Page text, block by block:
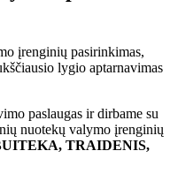
įrenginių pasirinkimas,
lygio aptarnavimas
paslaugas ir dirbame su
nuotekų valymo įrenginių
TRAIDENIS,